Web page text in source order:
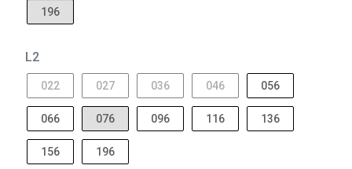
196
L2
022 027 036 046 056
066 076 096 116 136
156 196